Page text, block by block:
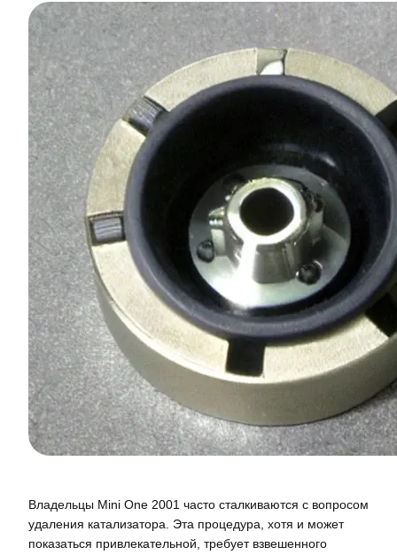
Владельцы Mini One 2001 часто сталкиваются с вопросом
удаления катализатора. Эта процедура, хотя и может
показаться привлекательной, требует взвешенного